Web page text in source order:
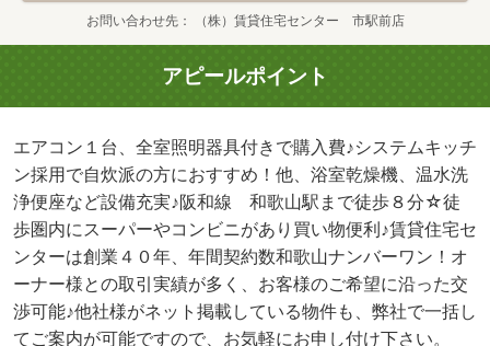
お問い合わせ先 （株）賃貸住宅センター 市駅前店
アピールポイント
エアコン１台、全室照明器具付きで購入費♪システムキッチ
ン採用で自炊派の方におすすめ！他、浴室乾燥機、温水洗
浄便座など設備充実♪阪和線 和歌山駅まで徒歩８分☆徒
歩圏内にスーパーやコンビニがあり買い物便利♪賃貸住宅セ
ンターは創業４０年、年間契約数和歌山ナンバーワン！オ
ーナー様との取引実績が多く、お客様のご希望に沿った交
渉可能♪他社様がネット掲載している物件も、弊社で一括し
てご案内が可能ですので、お気軽にお申し付け下さい。